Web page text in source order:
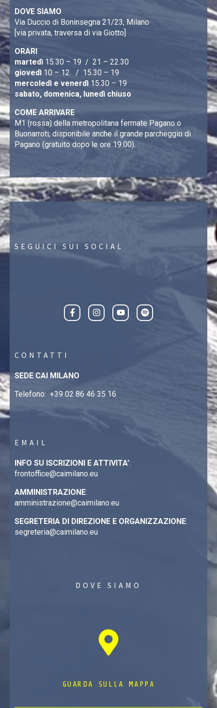
DOVE SIAMO
Via Duccio di Boninsegna 21/23, Milano
[via privata, traversa di via Giotto]
ORARI
martedì 15.30 – 19 / 21 – 22.30
giovedì 10 – 12 / 15.30 – 19
mercoledì e venerdì 15.30 – 19
sabato, domenica, lunedì chiuso
COME ARRIVARE
M1 (rossa) della metropolitana fermate Pagano o
Buonarroti; disponibile anche il grande parcheggio di
Pagano (gratuito dopo le ore 19.00).
SEGUICI SUI SOCIAL
CONTATTI
SEDE CAI MILANO
Telefono: +39 02 86 46 35 16
EMAIL
INFO SU ISCRIZIONI E ATTIVITA’:
frontoffice@caimilano.eu
AMMINISTRAZIONE:
amministrazione@caimilano.eu
SEGRETERIA DI DIREZIONE E ORGANIZZAZIONE:
segreteria@caimilano.eu
DOVE SIAMO
GUARDA SULLA MAPPA